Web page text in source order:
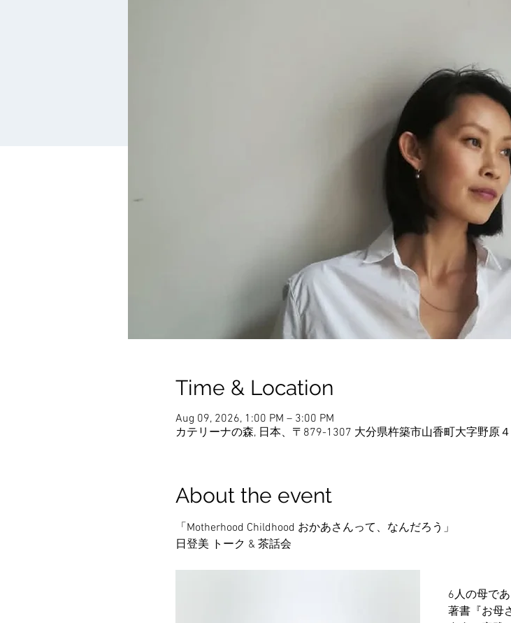
Time & Location
Aug 09, 2026, 1:00 PM – 3:00 PM
カテリーナの森, 日本、〒879-1307 大分県杵築市山香町大字野原
About the event
「Motherhood Childhood おかあさんって、なんだろう」
日登美 トーク & 茶話会
6人の母で
著書『お母